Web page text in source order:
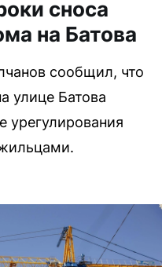
сноса
на Батова
сообщил, что
улице Батова
урегулирования